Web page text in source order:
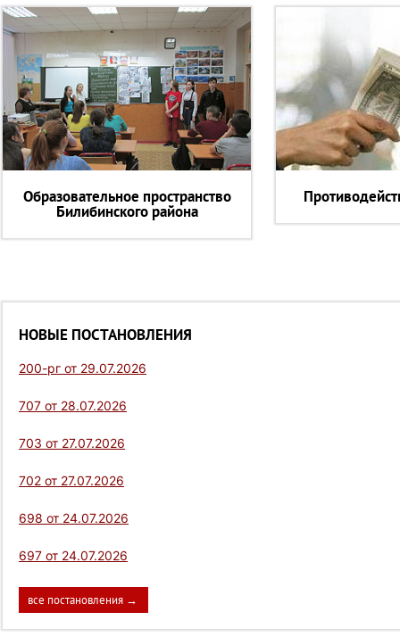
Образовательное пространство
Билибинского района
НОВЫЕ ПОСТАНОВЛЕНИЯ
200-рг от 29.07.2026
707 от 28.07.2026
703 от 27.07.2026
702 от 27.07.2026
698 от 24.07.2026
697 от 24.07.2026
все постановления →